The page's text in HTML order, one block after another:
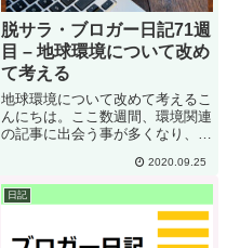
脱サラ・ブロガー日記71週
目 – 地球環境について改め
て考える
地球環境について改めて考えるこ
んにちは。ここ数週間、環境関連
の記事に出会う事が多くなり、そ
発信していこうと思う様になりま
した。このブログを始めた本来の
目的は、環境問題について、多く
の人々に知ってもらう為なの
で、...
2020.09.25
日記